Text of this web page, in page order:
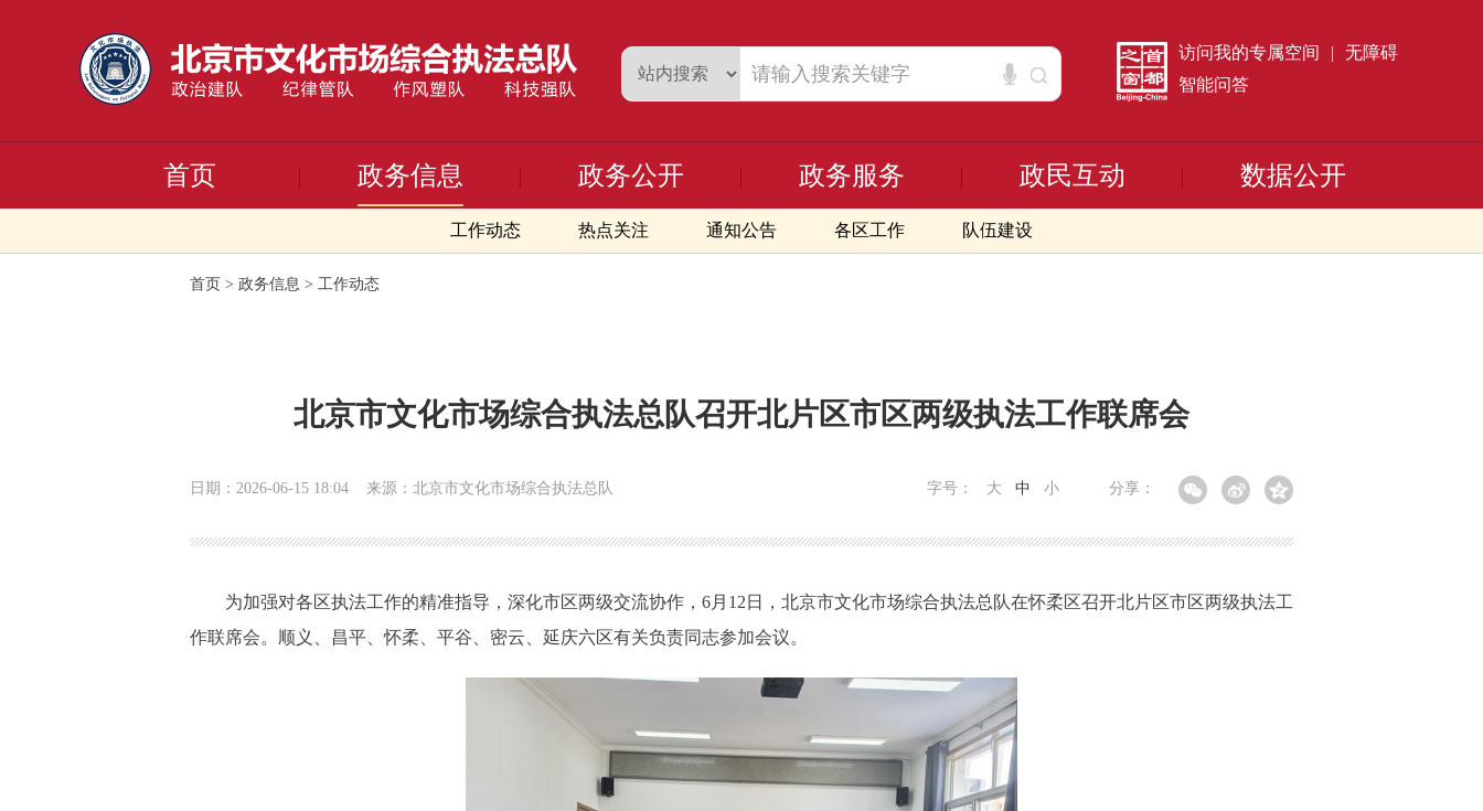
访问我的专属空间 |
无障碍
智能问答
首页 政务信息
工作动态 热点关注 通知公告 各区工作 队伍建设
政务公开 政务服务 政民互动 数据公开
首页 > 政务信息 > 工作动态
北京市文化市场综合执法总队召开北片区市区两级执法工作联席会
日期：2026-06-15 18:04 来源：北京市文化市场综合执法总队 分享：
字号： 大 中 小
为加强对各区执法工作的精准指导，深化市区两级交流协作，6月12日，北京市文化市场综合执法总队在怀柔区召开北片区市区两级执法工
作联席会。顺义、昌平、怀柔、平谷、密云、延庆六区有关负责同志参加会议。